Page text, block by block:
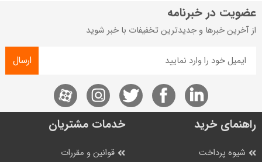
عضویت در خبرنامه
از آخرین خبرها و جدیدترین تخفیفات با خبر شوید
ارسال
راهنمای خرید
شیوه پرداخت
خدمات مشتریان
قوانین و مقررات